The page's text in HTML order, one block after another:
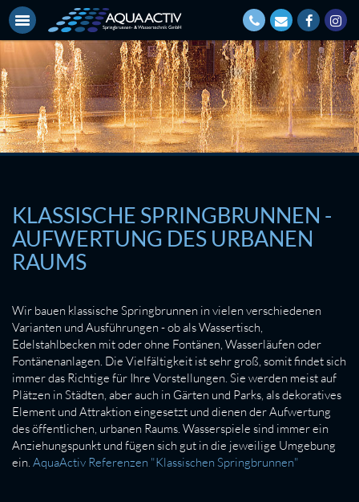
KLASSISCHE SPRINGBRUNNEN -
AUFWERTUNG DES URBANEN
RAUMS
Wir bauen klassische Springbrunnen in vielen verschiedenen
Varianten und Ausführungen - ob als Wassertisch,
Edelstahlbecken mit oder ohne Fontänen, Wasserläufen oder
Fontänenanlagen. Die Vielfältigkeit ist sehr groß, somit findet sich
immer das Richtige für Ihre Vorstellungen. Sie werden meist auf
Plätzen in Städten, aber auch in Gärten und Parks, als dekoratives
Element und Attraktion eingesetzt und dienen der Aufwertung
des öffentlichen, urbanen Raums. Wasserspiele sind immer ein
Anziehungspunkt und fügen sich gut in die jeweilige Umgebung
ein. AquaActiv Referenzen "Klassischen Springbrunnen"